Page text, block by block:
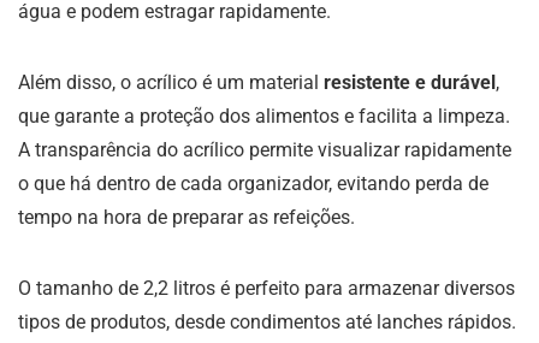
água e podem estragar rapidamente.
Além disso, o acrílico é um material resistente e durável,
que garante a proteção dos alimentos e facilita a limpeza.
A transparência do acrílico permite visualizar rapidamente
o que há dentro de cada organizador, evitando perda de
tempo na hora de preparar as refeições.
O tamanho de 2,2 litros é perfeito para armazenar diversos
tipos de produtos, desde condimentos até lanches rápidos.